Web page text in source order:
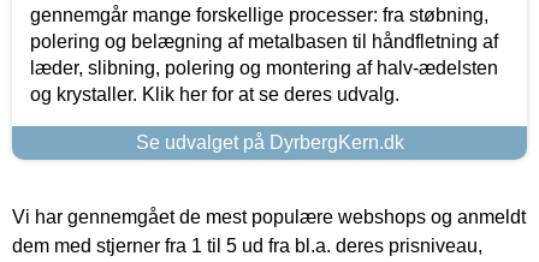
gennemgår mange forskellige processer: fra støbning,
polering og belægning af metalbasen til håndfletning af
læder, slibning, polering og montering af halv-ædelsten
og krystaller. Klik her for at se deres udvalg.
Se udvalget på DyrbergKern.dk
Vi har gennemgået de mest populære webshops og anmeldt
dem med stjerner fra 1 til 5 ud fra bl.a. deres prisniveau,